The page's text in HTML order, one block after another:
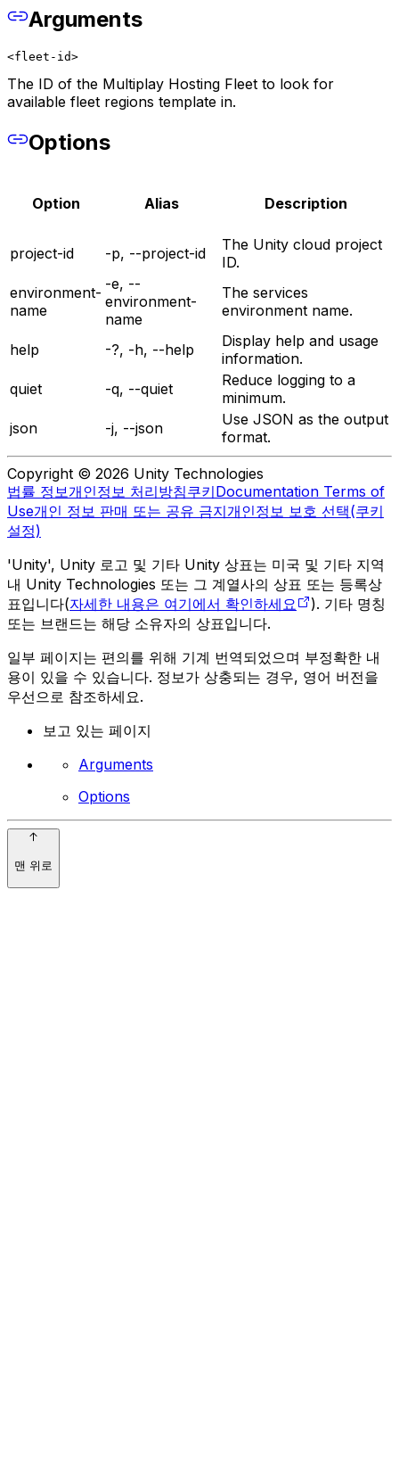
Arguments
<fleet-id>
The ID of the Multiplay Hosting Fleet to look for
available fleet regions template in.
Options
Option Alias Description
project-id -p, --project-id
The Unity cloud project
ID.
environment-
name
-e, --
environment-
name
The services
environment name.
help -?, -h, --help
Display help and usage
information.
quiet
-q, --quiet
Reduce logging to a
minimum.
json
-j, --json
Use JSON as the output
format.
Copyright © 2026 Unity Technologies
법률 정보개인정보 처리방침쿠키Documentation Terms of
Use개인 정보 판매 또는 공유 금지개인정보 보호 선택(쿠키
설정)
'Unity', Unity 로고 및 기타 Unity 상표는 미국 및 기타 지역
내 Unity Technologies 또는 그 계열사의 상표 또는 등록상
표입니다(자세한 내용은 여기에서 확인하세요
). 기타 명칭
또는 브랜드는 해당 소유자의 상표입니다.
일부 페이지는 편의를 위해 기계 번역되었으며 부정확한 내
용이 있을 수 있습니다. 정보가 상충되는 경우, 영어 버전을
우선으로 참조하세요.
보고 있는 페이지
Arguments
Options
맨 위로